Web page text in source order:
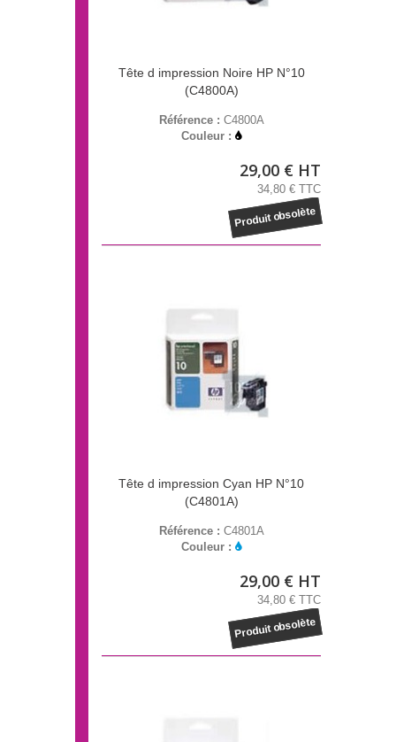
Tête d impression Noire HP N°10
(C4800A)
Référence : C4800A
Couleur :
29,00 € HT
34,80 € TTC
Produit obsolète
Tête d impression Cyan HP N°10
(C4801A)
Référence : C4801A
Couleur :
29,00 € HT
34,80 € TTC
Produit obsolète